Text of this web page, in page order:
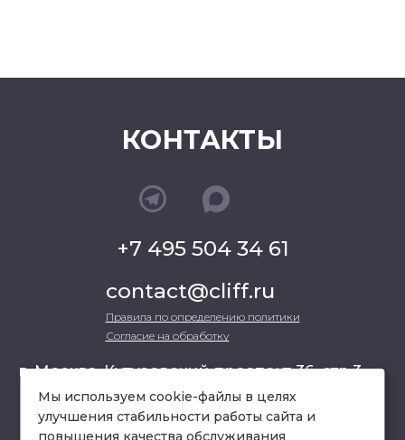
КОНТАКТЫ
+7 495 504 34 61
contact@cliff.ru
Правила по определению политики
Согласие на обработку
г. Москва, Кутузовский проспект 36, стр.3 ,
офис 301
Мы используем cookie-файлы в целях
улучшения стабильности работы сайта и
повышения качества обслуживания